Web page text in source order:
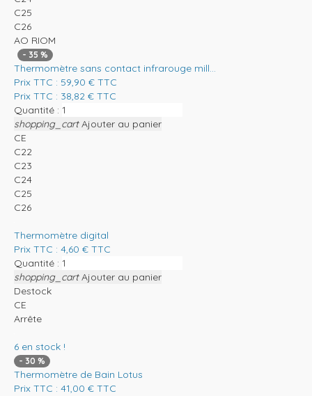
C25
C26
AO RIOM
- 35 %
Thermomètre sans contact infrarouge mill...
Prix TTC : 59,90 € TTC
Prix TTC : 38,82 € TTC
Quantité :
shopping_cart Ajouter au panier
CE
C22
C23
C24
C25
C26
Thermomètre digital
Prix TTC : 4,60 € TTC
Quantité :
shopping_cart Ajouter au panier
Destock
CE
Arrête
6 en stock !
- 30 %
Thermomètre de Bain Lotus
Prix TTC : 41,00 € TTC